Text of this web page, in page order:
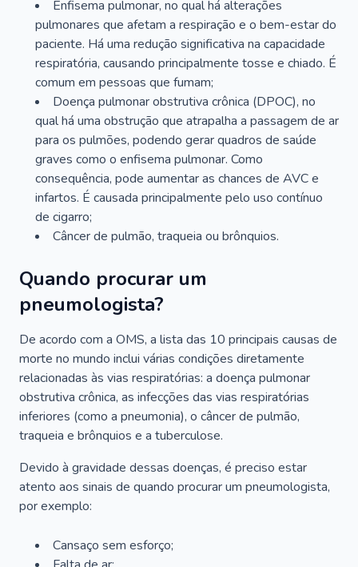
Enfisema pulmonar, no qual há alterações
pulmonares que afetam a respiração e o bem-estar do
paciente. Há uma redução significativa na capacidade
respiratória, causando principalmente tosse e chiado. É
comum em pessoas que fumam;
Doença pulmonar obstrutiva crônica (DPOC), no
qual há uma obstrução que atrapalha a passagem de ar
para os pulmões, podendo gerar quadros de saúde
graves como o enfisema pulmonar. Como
consequência, pode aumentar as chances de AVC e
infartos. É causada principalmente pelo uso contínuo
de cigarro;
Câncer de pulmão, traqueia ou brônquios.
Quando procurar um
pneumologista?
De acordo com a OMS, a lista das 10 principais causas de
morte no mundo inclui várias condições diretamente
relacionadas às vias respiratórias: a doença pulmonar
obstrutiva crônica, as infecções das vias respiratórias
inferiores (como a pneumonia), o câncer de pulmão,
traqueia e brônquios e a tuberculose.
Devido à gravidade dessas doenças, é preciso estar
atento aos sinais de quando procurar um pneumologista,
por exemplo:
Cansaço sem esforço;